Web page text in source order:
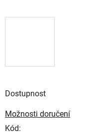
Dostupnost
Možnosti doručení
Kód: